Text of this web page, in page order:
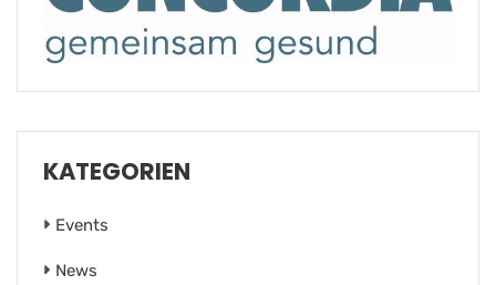
KATEGORIEN
Events
News